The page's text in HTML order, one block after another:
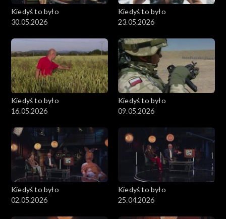
Kiedyś to było
30.05.2026
Kiedyś to było
23.05.2026
Kiedyś to było
16.05.2026
Kiedyś to było
09.05.2026
Kiedyś to było
02.05.2026
Kiedyś to było
25.04.2026